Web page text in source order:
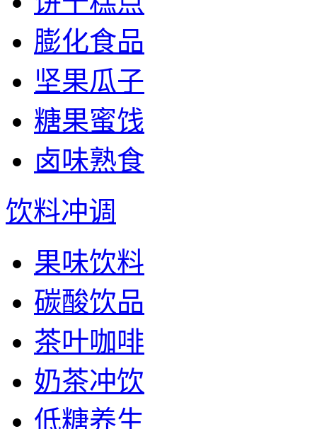
膨化食品
坚果瓜子
糖果蜜饯
卤味熟食
饮料冲调
果味饮料
碳酸饮品
茶叶咖啡
奶茶冲饮
低糖养生